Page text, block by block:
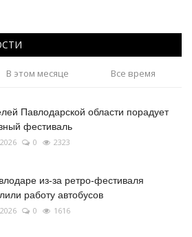
В этом месяце Все время
Павлодарской области порадует
фестиваль
0 2323
из-за ретро-фестиваля
работу автобусов
0 1616